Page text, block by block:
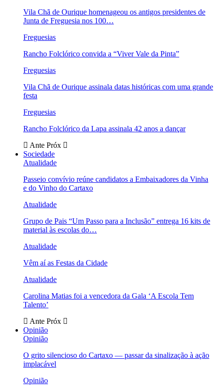
Vila Chã de Ourique homenageou os antigos presidentes de
Junta de Freguesia nos 100…
Freguesias
Rancho Folclórico convida a “Viver Vale da Pinta”
Freguesias
Vila Chã de Ourique assinala datas históricas com uma grande
festa
Freguesias
Rancho Folclórico da Lapa assinala 42 anos a dançar
Ante Próx
Sociedade
Atualidade
Passeio convívio reúne candidatos a Embaixadores da Vinha
e do Vinho do Cartaxo
Atualidade
Grupo de Pais “Um Passo para a Inclusão” entrega 16 kits de
material às escolas do…
Atualidade
Vêm aí as Festas da Cidade
Atualidade
Carolina Matias foi a vencedora da Gala ‘A Escola Tem
Talento’
Ante Próx
Opinião
Opinião
O grito silencioso do Cartaxo — passar da sinalização à ação
implacável
Opinião